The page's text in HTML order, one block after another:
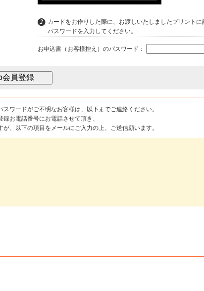
カードをお作りした際に、お渡しいたしましたプリントに
パスワードを入力してください。
お申込書（お客様控え）のパスワード：
ワードがご不明なお客様は、以下までご連絡ください。
お電話番号にお電話させて頂き、
、以下の項目をメールにご入力の上、ご送信願います。